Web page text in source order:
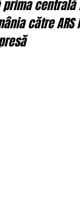
prima
către ARS